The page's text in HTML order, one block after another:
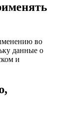
во
данные о
и